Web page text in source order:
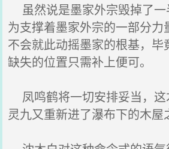
虽然说是墨家外宗毁掉了一
为支撑着墨家外宗的一部分力
不会就此动摇墨家的根基，毕
缺失的位置只需补上便可。
凤鸣鹤将一切安排妥当，这
灵九又重新进了瀑布下的木屋